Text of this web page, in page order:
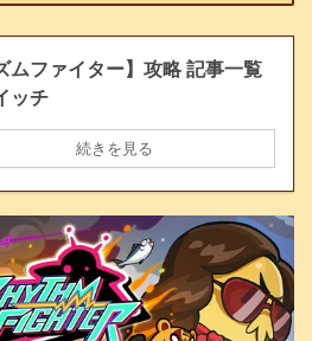
ムファイター】攻略 記事一覧
ッチ
続きを見る